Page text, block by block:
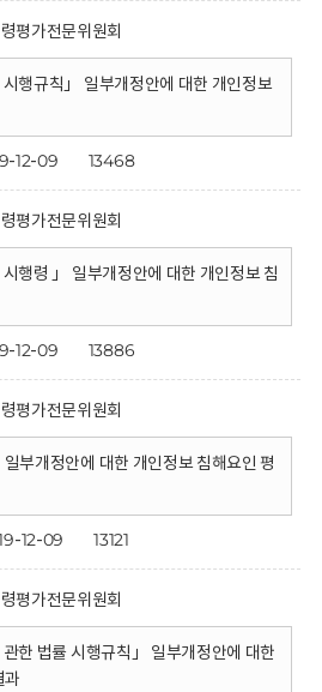
평가전문위원회
시행규칙」 일부개정안에 대한 개인정보
12-09 13468
평가전문위원회
시행령 」 일부개정안에 대한 개인정보 침
12-09 13886
평가전문위원회
일부개정안에 대한 개인정보 침해요인 평
12-09 13121
평가전문위원회
관한 법률 시행규칙」 일부개정안에 대한
과